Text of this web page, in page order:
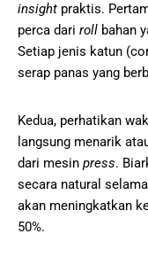
insight praktis.
perca dari roll bahan
Setiap jenis katun
serap panas yang
Kedua, perhatikan
langsung menarik
dari mesin press.
secara natural
akan meningkatkan
50%.